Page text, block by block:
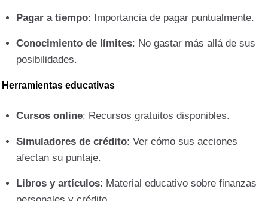
Pagar a tiempo: Importancia de pagar puntualmente.
Conocimiento de límites: No gastar más allá de sus
posibilidades.
Herramientas educativas
Cursos online: Recursos gratuitos disponibles.
Simuladores de crédito: Ver cómo sus acciones
afectan su puntaje.
Libros y artículos: Material educativo sobre finanzas